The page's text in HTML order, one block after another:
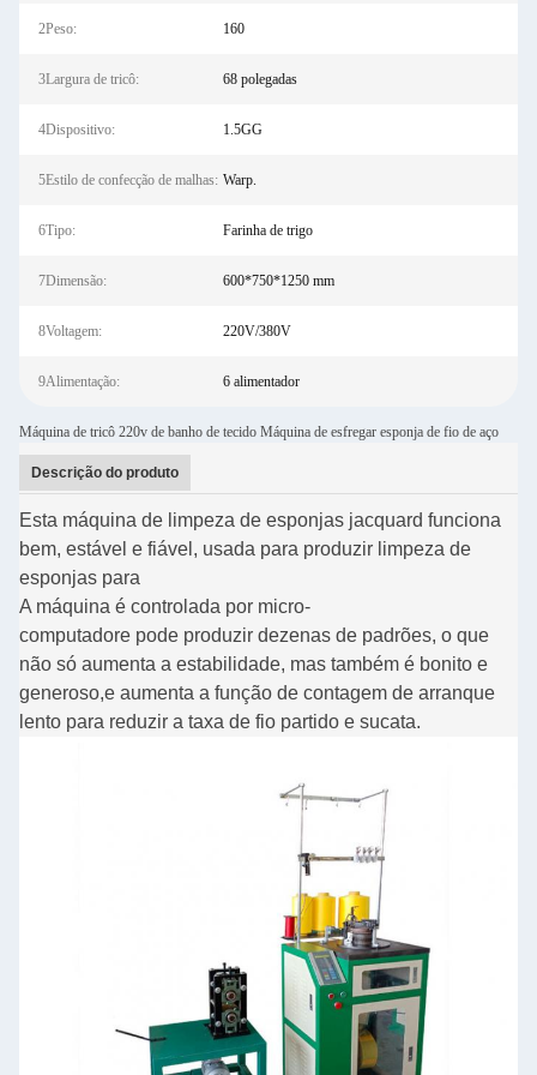
2Peso: 160
3Largura de tricô: 68 polegadas
4Dispositivo: 1.5GG
5Estilo de confecção de malhas: Warp.
6Tipo: Farinha de trigo
7Dimensão: 600*750*1250 mm
8Voltagem: 220V/380V
9Alimentação: 6 alimentador
Máquina de tricô 220v de banho de tecido Máquina de esfregar esponja de fio de aço
Descrição do produto
Esta máquina de limpeza de esponjas jacquard funciona
bem, estável e fiável, usada para produzir limpeza de
esponjas para
A máquina é controlada por micro-
computadore pode produzir dezenas de padrões, o que
não só aumenta a estabilidade, mas também é bonito e
generoso,e aumenta a função de contagem de arranque
lento para reduzir a taxa de fio partido e sucata.